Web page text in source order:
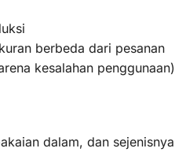
berbeda dari pesanan
kesalahan penggunaan)
dalam, dan sejenisnya